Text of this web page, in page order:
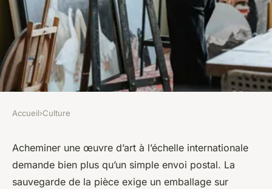
Livraison mondiale d'art : la
créativité à votre porte
Accueil›Culture
Acheminer une œuvre d’art à l’échelle internationale
demande bien plus qu’un simple envoi postal. La
sauvegarde de la pièce exige un emballage sur